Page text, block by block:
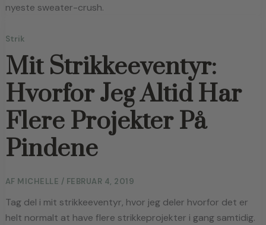
nyeste sweater-crush.
Strik
Mit Strikkeeventyr:
Hvorfor Jeg Altid Har
Flere Projekter På
Pindene
AF MICHELLE / FEBRUAR 4, 2019
Tag del i mit strikkeeventyr, hvor jeg deler hvorfor det er
helt normalt at have flere strikkeprojekter i gang samtidig.